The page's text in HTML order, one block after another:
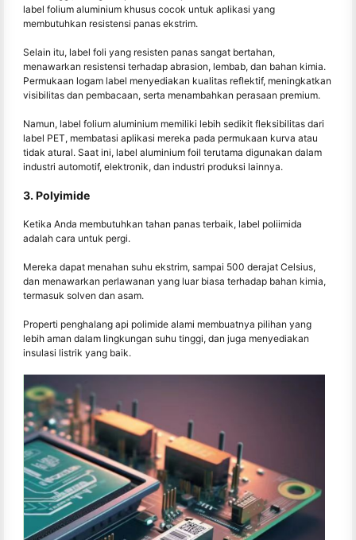
label folium aluminium khusus cocok untuk aplikasi yang
membutuhkan resistensi panas ekstrim.
Selain itu, label foli yang resisten panas sangat bertahan,
menawarkan resistensi terhadap abrasion, lembab, dan bahan kimia.
Permukaan logam label menyediakan kualitas reflektif, meningkatkan
visibilitas dan pembacaan, serta menambahkan perasaan premium.
Namun, label folium aluminium memiliki lebih sedikit fleksibilitas dari
label PET, membatasi aplikasi mereka pada permukaan kurva atau
tidak atural. Saat ini, label aluminium foil terutama digunakan dalam
industri automotif, elektronik, dan industri produksi lainnya.
3. Polyimide
Ketika Anda membutuhkan tahan panas terbaik, label poliimida
adalah cara untuk pergi.
Mereka dapat menahan suhu ekstrim, sampai 500 derajat Celsius,
dan menawarkan perlawanan yang luar biasa terhadap bahan kimia,
termasuk solven dan asam.
Properti penghalang api polimide alami membuatnya pilihan yang
lebih aman dalam lingkungan suhu tinggi, dan juga menyediakan
insulasi listrik yang baik.